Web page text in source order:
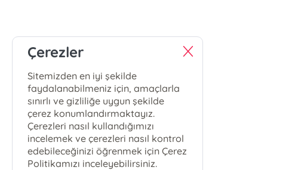
Çerezler
Sitemizden en iyi şekilde
faydalanabilmeniz için, amaçlarla
sınırlı ve gizliliğe uygun şekilde
çerez konumlandırmaktayız.
Çerezleri nasıl kullandığımızı
incelemek ve çerezleri nasıl kontrol
edebileceğinizi öğrenmek için Çerez
Politikamızı inceleyebilirsiniz.